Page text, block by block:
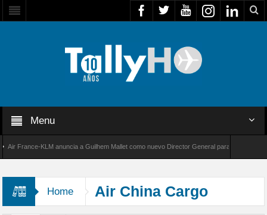
Menu
KLM anuncia a Guilhem Mallet como nuevo Director General para América Latina
Home Air China Cargo